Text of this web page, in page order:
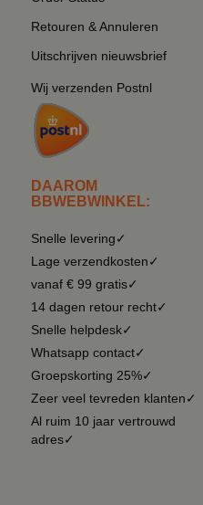
Retouren & Annuleren
Uitschrijven nieuwsbrief
Wij verzenden Postnl
DAAROM
BBWEBWINKEL:
Snelle levering✓
Lage verzendkosten✓
vanaf € 99 gratis✓
14 dagen retour recht✓
Snelle helpdesk✓
Whatsapp contact✓
Groepskorting 25%✓
Zeer veel tevreden klanten✓
Al ruim 10 jaar vertrouwd
adres✓